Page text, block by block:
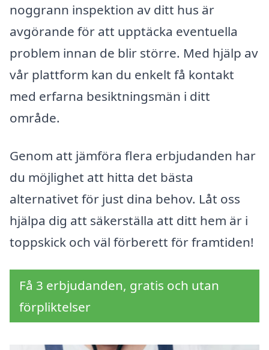
noggrann inspektion av ditt hus är
avgörande för att upptäcka eventuella
problem innan de blir större. Med hjälp av
vår plattform kan du enkelt få kontakt
med erfarna besiktningsmän i ditt
område.
Genom att jämföra flera erbjudanden har
du möjlighet att hitta det bästa
alternativet för just dina behov. Låt oss
hjälpa dig att säkerställa att ditt hem är i
toppskick och väl förberett för framtiden!
Få 3 erbjudanden, gratis och utan
förpliktelser